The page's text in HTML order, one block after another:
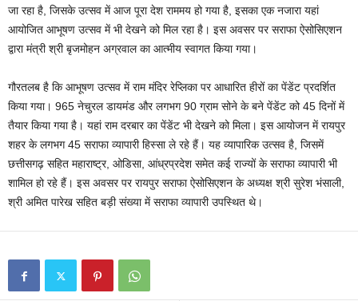
जा रहा है, जिसके उत्सव में आज पूरा देश राममय हो गया है, इसका एक नजारा यहां
आयोजित आभूषण उत्सव में भी देखने को मिल रहा है। इस अवसर पर सराफा ऐसोसिएशन
द्वारा मंत्री श्री बृजमोहन अग्रवाल का आत्मीय स्वागत किया गया।
गौरतलब है कि आभूषण उत्सव में राम मंदिर रेप्लिका पर आधारित हीरों का पेंडेंट प्रदर्शित
किया गया। 965 नेचुरल डायमंड और लगभग 90 ग्राम सोने के बने पेंडेंट को 45 दिनों में
तैयार किया गया है। यहां राम दरबार का पेंडेंट भी देखने को मिला। इस आयोजन में रायपुर
शहर के लगभग 45 सराफा व्यापारी हिस्सा ले रहे हैं। यह व्यापारिक उत्सव है, जिसमें
छत्तीसगढ़ सहित महाराष्ट्र, ओडिसा, आंध्रप्रदेश समेत कई राज्यों के सराफा व्यापारी भी
शामिल हो रहे हैं। इस अवसर पर रायपुर सराफा ऐसोसिएशन के अध्यक्ष श्री सुरेश भंसाली,
श्री अमित पारेख सहित बड़ी संख्या में सराफा व्यापारी उपस्थित थे।